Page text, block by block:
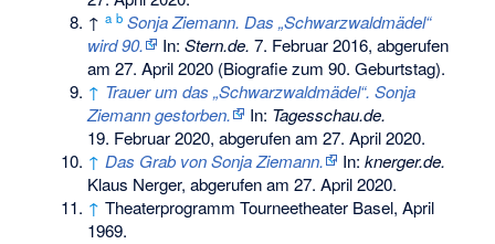
↑a b Sonja Ziemann. Das „Schwarzwaldmädel“
wird 90.
In:Stern.de. 7. Februar 2016, abgerufen
am 27. April 2020 (Biografie zum 90. Geburtstag).
↑ Trauer um das „Schwarzwaldmädel“. Sonja
Ziemann gestorben.
In: Tagesschau.de.
19. Februar 2020, abgerufen am 27. April 2020.
↑ Das Grab von Sonja Ziemann. In:knerger.de.
Klaus Nerger, abgerufen am 27. April 2020.
↑ Theaterprogramm Tourneetheater Basel, April
1969.